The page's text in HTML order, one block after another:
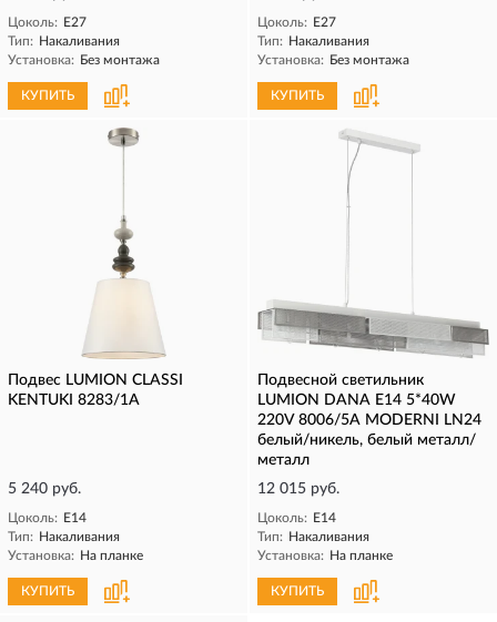
Цоколь: E27
Тип: Накаливания
Установка: Без монтажа
КУПИТЬ
Цоколь: E27
Тип: Накаливания
Установка: Без монтажа
КУПИТЬ
Подвес LUMION CLASSI
KENTUKI 8283/1A
5 240 руб.
Цоколь: E14
Тип: Накаливания
Установка: На планке
КУПИТЬ
Подвесной светильник
LUMION DANA Е14 5*40W
220V 8006/5A MODERNI LN24
белый/никель, белый металл/
металл
12 015 руб.
Цоколь: E14
Тип: Накаливания
Установка: На планке
КУПИТЬ